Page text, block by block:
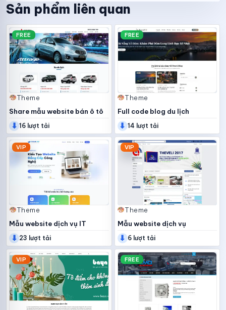
Sản phẩm liên quan
FREE
Theme
Share mẫu website bán ô tô
⬇ 16 lượt tải
FREE
Theme
Full code blog du lịch
⬇ 14 lượt tải
VIP
Theme
Mẫu website dịch vụ IT
⬇ 23 lượt tải
VIP
Theme
Mẫu website dịch vụ
facebook
⬇ 6 lượt tải
VIP FREE